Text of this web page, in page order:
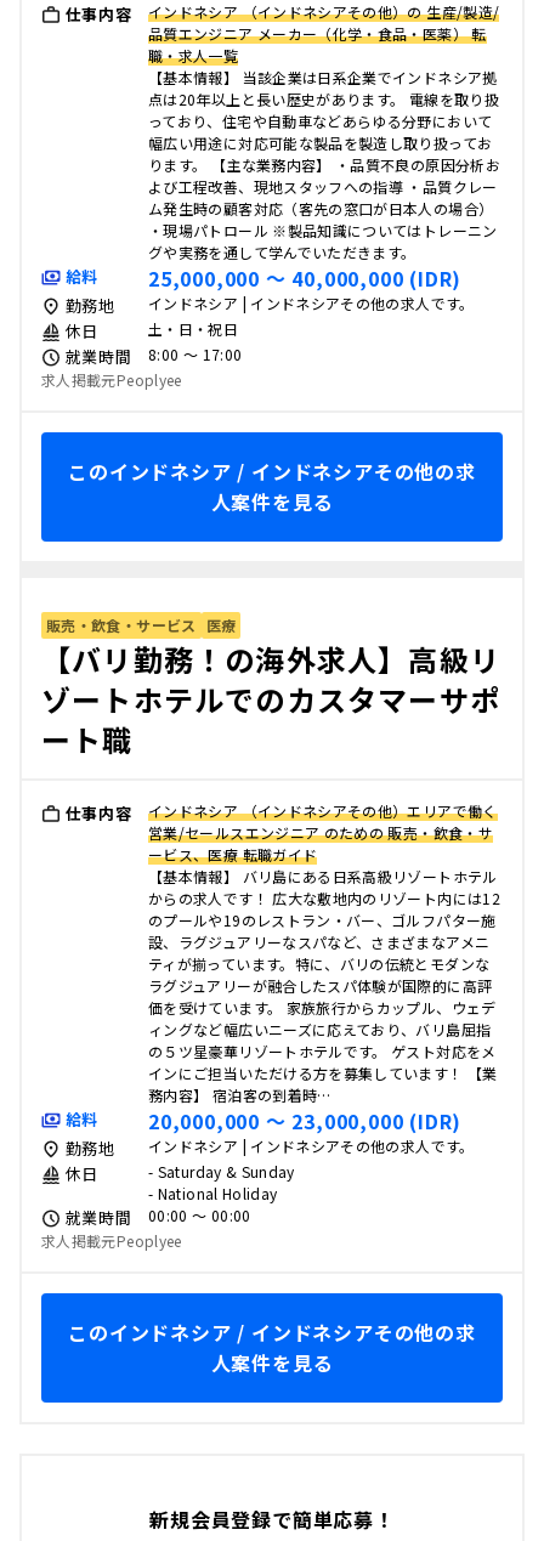
新規会員登録で簡単応募！
仕事内容
インドネシア （インドネシアその他）の 生産/製造/
品質エンジニア メーカー（化学・食品・医薬） 転
職・求人一覧
【基本情報】 当該企業は日系企業でインドネシア拠
点は20年以上と長い歴史があります。 電線を取り扱
っており、住宅や自動車などあらゆる分野において
幅広い用途に対応可能な製品を製造し取り扱ってお
ります。 【主な業務内容】 ・品質不良の原因分析お
よび工程改善、現地スタッフへの指導 ・品質クレー
ム発生時の顧客対応（客先の窓口が日本人の場合）
・現場パトロール ※製品知識についてはトレーニン
グや実務を通して学んでいただきます。
給料 25,000,000 〜 40,000,000 (IDR)
勤務地 インドネシア | インドネシアその他の求人です。
休日 土・日・祝日
就業時間
8:00 〜 17:00
求人掲載元Peoplyee
このインドネシア / インドネシアその他の求
人案件を見る
販売・飲食・サービス 医療
【バリ勤務！の海外求人】高級リ
ゾートホテルでのカスタマーサポ
ート職
仕事内容
インドネシア （インドネシアその他）エリアで働く
営業/セールスエンジニア のための 販売・飲食・サ
ービス、医療 転職ガイド
【基本情報】 バリ島にある日系高級リゾートホテル
からの求人です！ 広大な敷地内のリゾート内には12
のプールや19のレストラン・バー、ゴルフパター施
設、ラグジュアリーなスパなど、さまざまなアメニ
ティが揃っています。特に、バリの伝統とモダンな
ラグジュアリーが融合したスパ体験が国際的に高評
価を受けています。 家族旅行からカップル、ウェデ
ィングなど幅広いニーズに応えており、バリ島屈指
の５ツ星豪華リゾートホテルです。 ゲスト対応をメ
インにご担当いただける方を募集しています！ 【業
務内容】 宿泊客の到着時…
給料 20,000,000 〜 23,000,000 (IDR)
勤務地 インドネシア | インドネシアその他の求人です。
休日
- Saturday & Sunday
- National Holiday
就業時間
00:00 〜 00:00
求人掲載元Peoplyee
このインドネシア / インドネシアその他の求
人案件を見る